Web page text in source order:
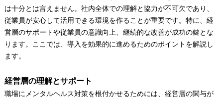
は十分とは言えません。社内全体での理解と協力が不可欠であり、
従業員が安心して活用できる環境を作ることが重要です。特に、経
営層のサポートや従業員の意識向上、継続的な改善が成功の鍵とな
ります。ここでは、導入を効果的に進めるためのポイントを解説し
ます。
経営層の理解とサポート
職場にメンタルヘルス対策を根付かせるためには、経営層の関与が